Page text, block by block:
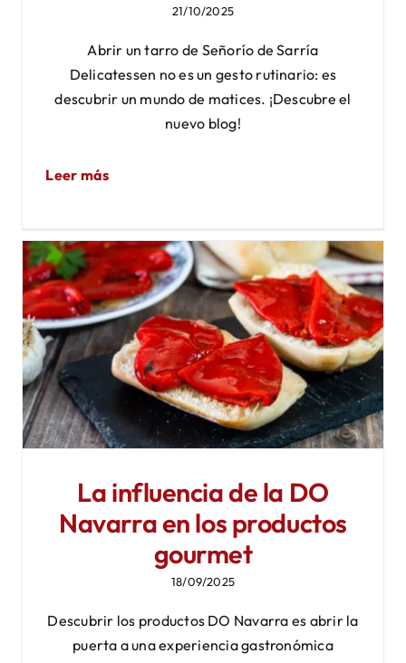
21/10/2025
Abrir un tarro de Señorío de Sarría
Delicatessen no es un gesto rutinario: es
descubrir un mundo de matices. ¡Descubre el
nuevo blog!
Leer más
La influencia de la DO
Navarra en los productos
gourmet
18/09/2025
Descubrir los productos DO Navarra es abrir la
puerta a una experiencia gastronómica